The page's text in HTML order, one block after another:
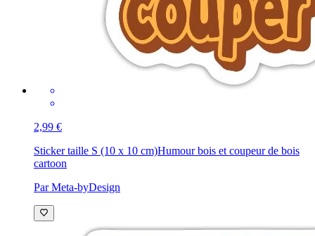
2,99 €
Sticker taille S (10 x 10 cm)Humour bois et coupeur de bois
cartoon
Par Meta-byDesign